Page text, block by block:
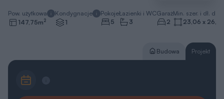
Pow. użytkowa
147,75m2
Kondygnacje
1
Pokoje
5
Łazienki i WC
3
Garaż
2
Min. szer. i dł.
23,06 x 26,96
Budowa Projekt